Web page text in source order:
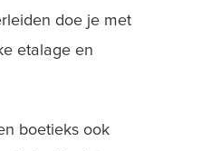
doe je met
etalage en
boetieks ook